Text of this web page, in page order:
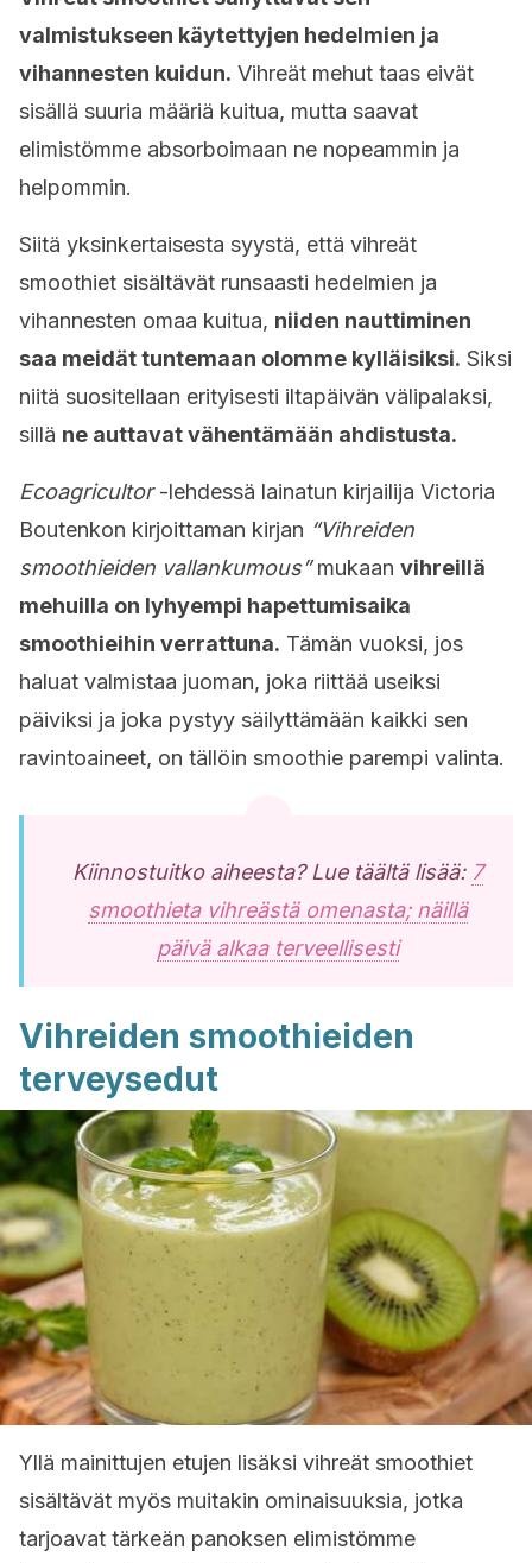
valmistukseen käytettyjen hedelmien ja
vihannesten kuidun. Vihreät mehut taas eivät
sisällä suuria määriä kuitua, mutta saavat
elimistömme absorboimaan ne nopeammin ja
helpommin.
Siitä yksinkertaisesta syystä, että vihreät
smoothiet sisältävät runsaasti hedelmien ja
vihannesten omaa kuitua, niiden nauttiminen
saa meidät tuntemaan olomme kylläisiksi. Siksi
niitä suositellaan erityisesti iltapäivän välipalaksi,
sillä ne auttavat vähentämään ahdistusta.
Ecoagricultor-lehdessä lainatun kirjailija Victoria
Boutenkon kirjoittaman kirjan “Vihreiden
smoothieiden vallankumous”mukaan vihreillä
mehuilla on lyhyempi hapettumisaika
smoothieihin verrattuna. Tämän vuoksi, jos
haluat valmistaa juoman, joka riittää useiksi
päiviksi ja joka pystyy säilyttämään kaikki sen
ravintoaineet, on tällöin smoothie parempi valinta.
Kiinnostuitko aiheesta? Lue täältä lisää: 7
smoothieta vihreästä omenasta; näillä
päivä alkaa terveellisesti
Vihreiden smoothieiden
terveysedut
Yllä mainittujen etujen lisäksi vihreät smoothiet
sisältävät myös muitakin ominaisuuksia, jotka
tarjoavat tärkeän panoksen elimistömme